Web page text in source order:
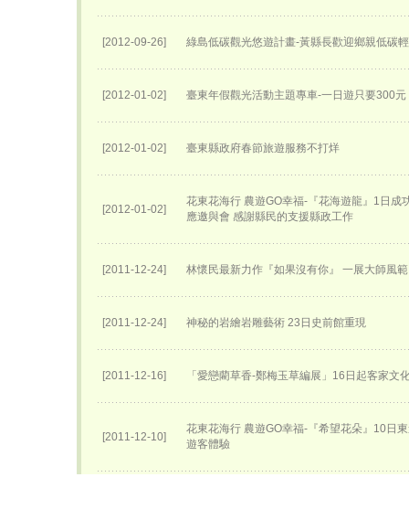
[2012-09-26] 綠島低碳觀光悠遊計畫-黃縣長歡迎鄉親低碳
[2012-01-02] 臺東年假觀光活動主題專車-一日遊只要300元
[2012-01-02] 臺東縣政府春節旅遊服務不打烊
[2012-01-02]
花東花海行 農遊GO幸福-『花海遊龍』1日成
應邀與會 感謝縣民的支援縣政工作
[2011-12-24] 林懷民最新力作『如果沒有你』 一展大師風
[2011-12-24] 神秘的岩繪岩雕藝術 23日史前館重現
[2011-12-16] 「愛戀藺草香-鄭梅玉草編展」16日起客家文
[2011-12-10]
花東花海行 農遊GO幸福-『希望花朵』10日
遊客體驗